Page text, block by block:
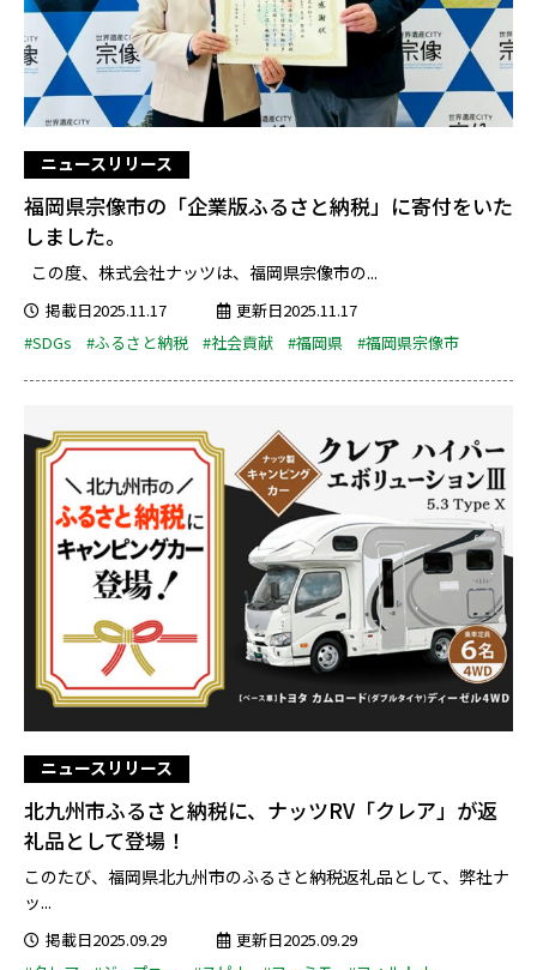
ニュースリリース
福岡県宗像市の「企業版ふるさと納税」に寄付をいた
しました。
この度、株式会社ナッツは、福岡県宗像市の...
掲載日2025.11.17
更新日2025.11.17
#SDGs
#ふるさと納税 #社会貢献 #福岡県 #福岡県宗像市
ニュースリリース
北九州市ふるさと納税に、ナッツRV「クレア」が返
礼品として登場！
このたび、福岡県北九州市のふるさと納税返礼品として、弊社ナ
ッ...
掲載日2025.09.29
更新日2025.09.29